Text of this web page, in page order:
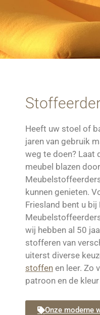
Heeft uw stoel of
jaren van gebruik
weg te doen? Laat
meubel blazen
kunnen genieten.
Friesland bent u bij
wij hebben al 50
stofferen van
uiterst diverse
stoffen en leer. Zo
patroon en de
Onze moderne